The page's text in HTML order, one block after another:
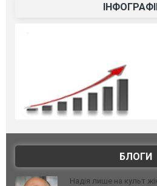
БЛОГИ
Надія лише на культ